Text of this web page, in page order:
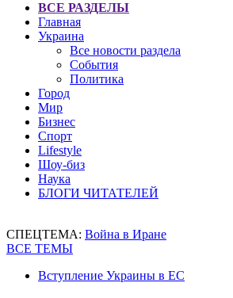
ВСЕ РАЗДЕЛЫ
Главная
Украина
Все новости раздела
События
Политика
Город
Мир
Бизнес
Спорт
Lifestyle
Шоу-биз
Наука
БЛОГИ ЧИТАТЕЛЕЙ
СПЕЦТЕМА: Война в Иране
ВСЕ ТЕМЫ
Вступление Украины в ЕС